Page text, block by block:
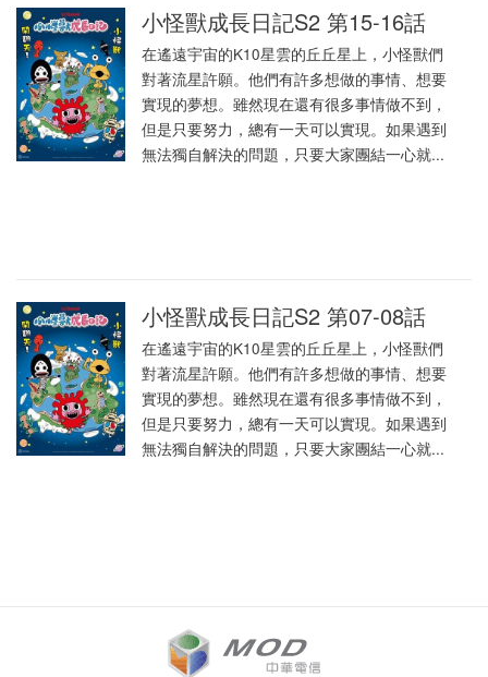
小怪獸成長日記S2 第15-16話
在遙遠宇宙的K10星雲的丘丘星上，小怪獸們
對著流星許願。他們有許多想做的事情、想要
實現的夢想。雖然現在還有很多事情做不到，
但是只要努力，總有一天可以實現。如果遇到
無法獨自解決的問題，只要大家團結一心就...
小怪獸成長日記S2 第07-08話
在遙遠宇宙的K10星雲的丘丘星上，小怪獸們
對著流星許願。他們有許多想做的事情、想要
實現的夢想。雖然現在還有很多事情做不到，
但是只要努力，總有一天可以實現。如果遇到
無法獨自解決的問題，只要大家團結一心就...